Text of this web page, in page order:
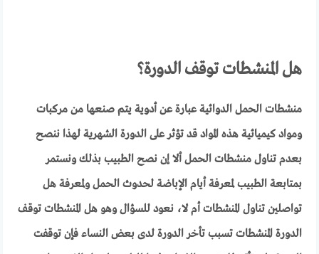
هل المنشطات توقف الدورة؟
منشطات الحمل الدوائية عبارة عن أدوية يتم صنعها من مركبات
ومواد كيميائية هذه المواد قد تؤثر على الدورة الشهرية لهذا ننصح
بعدم تناول منشطات الحمل ألا إن نصح الطبيب بذلك ونستمر
بمتابعة الطبيب لمعرفة أيام الإباضة لحدوث الحمل ولمعرفة هل
تواصلين تناول المنشطات أم لا، نعود للسؤال وهو هل المنشطات توقف
الدورة المنشطات تسبب تأخر الدورة لدى بعض النساء فإن توقفت